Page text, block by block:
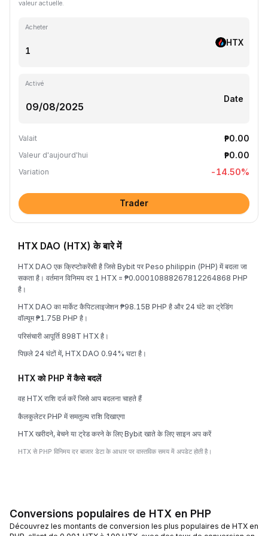
valeur actuelle.
Acheter
HTX
Activé
Date
Valait ₱0.00
Valeur d'aujourd'hui ₱0.00
Variation -14.50%
Trader
HTX DAO (HTX) के बारे में
HTX DAO एक क्रिप्टोकरेंसी है जिसे Bybit पर Peso philippin (PHP) में बदला जा
सकता है। वर्तमान विनिमय दर 1 HTX = ₱0.00010888267812264868 PHP
है।
HTX DAO का मार्केट कैपिटलाइजेशन ₱98.15B PHP है और 24 घंटे का ट्रेडिंग
वॉल्यूम ₱1.75B PHP है।
परिसंचारी आपूर्ति 898T HTX है।
पिछले 24 घंटों में, HTX DAO 0.94% घटा है।
HTX को PHP में कैसे बदलें
वह HTX राशि दर्ज करें जिसे आप बदलना चाहते हैं
कैलकुलेटर PHP में समतुल्य राशि दिखाएगा
HTX खरीदने, बेचने या ट्रेड करने के लिए Bybit खाते के लिए साइन अप करें
HTX से PHP विनिमय दर बाजार डेटा के आधार पर वास्तविक समय में अपडेट होती है।
Conversions populaires de HTX en PHP
Découvrez les montants de conversion les plus populaires de HTX en